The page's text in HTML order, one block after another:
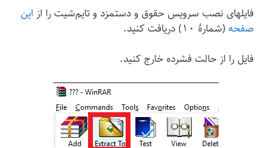
فایلهای نصب سرویس حقوق و دستمزد و تایم‌شیت را از این
صفحه(شمارهٔ ۱۰) دریافت کنید.
فایل را از حالت فشرده خارج کنید.